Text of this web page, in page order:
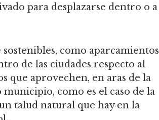
para desplazarse dentro o a
como aparcamientos
de las ciudades respecto al
que aprovechen, en aras de la
como es el caso de la
talud natural que hay en la